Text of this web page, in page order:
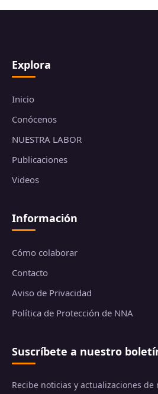
Explora
Inicio
Conócenos
NUESTRA LABOR
Publicaciones
Videos
Información
Cómo colaborar
Contacto
Aviso de Privacidad
Política de Protección de NNA
Suscríbete a nuestro
Recibe noticias y actualizaciones de